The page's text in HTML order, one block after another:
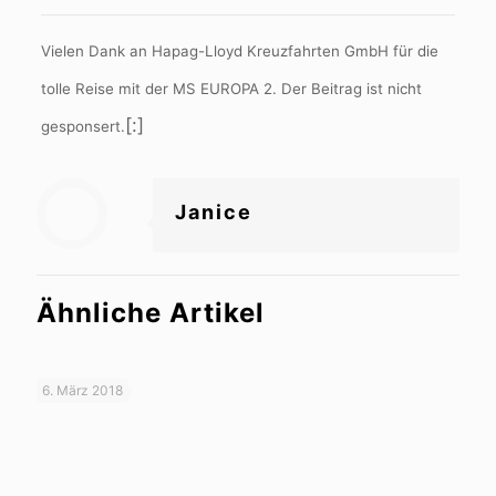
Vielen Dank an Hapag-Lloyd Kreuzfahrten GmbH für die
tolle Reise mit der MS EUROPA 2. Der Beitrag ist nicht
gesponsert. [:]
Janice
Ähnliche Artikel
6. März 2018